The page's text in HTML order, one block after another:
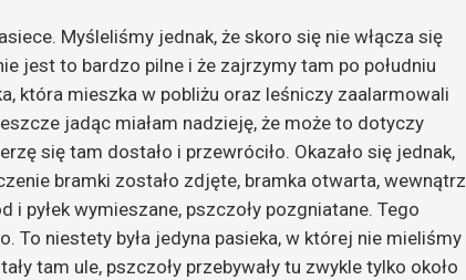
Myśleliśmy jednak, że skoro się nie włącza się
jest to bardzo pilne i że zajrzymy tam po południu
która mieszka w pobliżu oraz leśniczy zaalarmowali
jadąc miałam nadzieję, że może to dotyczy
się tam dostało i przewróciło. Okazało się jednak,
bramki zostało zdjęte, bramka otwarta, wewnątrz
pyłek wymieszane, pszczoły pozgniatane. Tego
To niestety była jedyna pasieka, w której nie mieliśmy
tam ule, pszczoły przebywały tu zwykle tylko około